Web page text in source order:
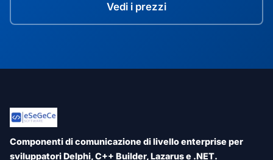
Vedi i prezzi
Componenti di comunicazione di livello enterprise per
sviluppatori Delphi, C++ Builder, Lazarus e .NET.